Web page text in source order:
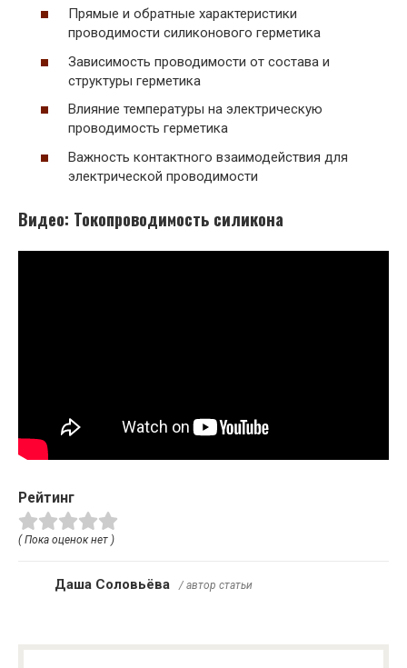
Прямые и обратные характеристики
проводимости силиконового герметика
Зависимость проводимости от состава и
структуры герметика
Влияние температуры на электрическую
проводимость герметика
Важность контактного взаимодействия для
электрической проводимости
Видео: Токопроводимость силикона
Рейтинг
( Пока оценок нет )
Даша Соловьёва / автор статьи